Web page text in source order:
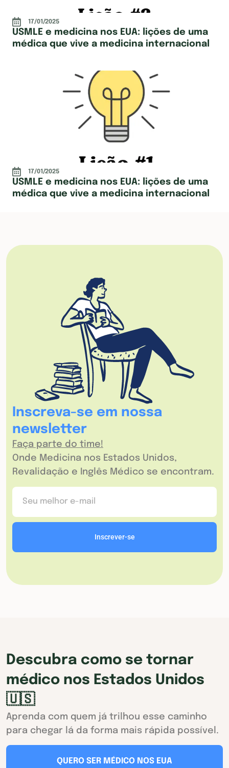
17/01/2025
USMLE e medicina nos EUA: lições de uma
médica que vive a medicina internacional
17/01/2025
USMLE e medicina nos EUA: lições de uma
médica que vive a medicina internacional
Inscreva-se em nossa
newsletter
Faça parte do time!
Onde Medicina nos Estados Unidos,
Revalidação e Inglês Médico se encontram.
Inscrever-se
Descubra como se tornar
médico nos Estados Unidos
🇺🇸
Aprenda com quem já trilhou esse caminho
para chegar lá da forma mais rápida possível.
QUERO SER MÉDICO NOS EUA